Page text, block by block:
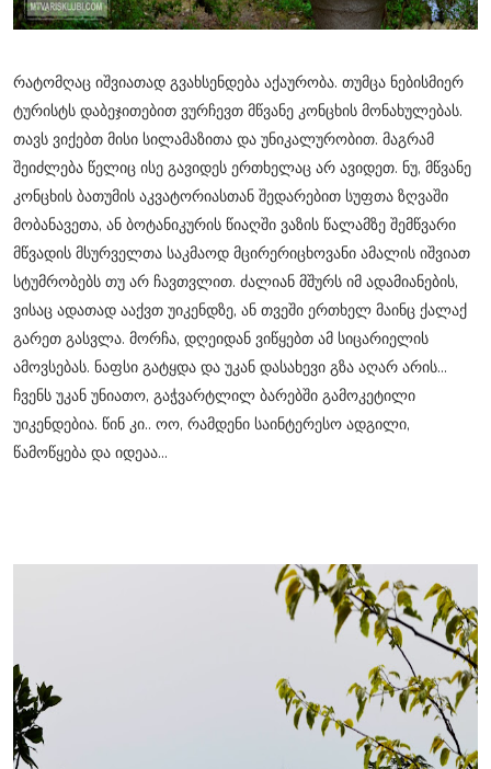
რატომღაც იშვიათად გვახსენდება აქაურობა. თუმცა ნებისმიერ
ტურისტს დაბეჯითებით ვურჩევთ მწვანე კონცხის მონახულებას.
თავს ვიქებთ მისი სილამაზითა და უნიკალურობით. მაგრამ
შეიძლება წელიც ისე გავიდეს ერთხელაც არ ავიდეთ. ნუ, მწვანე
კონცხის ბათუმის აკვატორიასთან შედარებით სუფთა ზღვაში
მობანავეთა, ან ბოტანიკურის წიაღში ვაზის წალამზე შემწვარი
მწვადის მსურველთა საკმაოდ მცირერიცხოვანი ამალის იშვიათ
სტუმრობებს თუ არ ჩავთვლით. ძალიან მშურს იმ ადამიანების,
ვისაც ადათად ააქვთ უიკენდზე, ან თვეში ერთხელ მაინც ქალაქ
გარეთ გასვლა. მორჩა, დღეიდან ვიწყებთ ამ სიცარიელის
ამოვსებას. ნაფსი გატყდა და უკან დასახევი გზა აღარ არის...
ჩვენს უკან უნიათო, გაჭვარტლილ ბარებში გამოკეტილი
უიკენდებია. წინ კი.. ოო, რამდენი საინტერესო ადგილი,
წამოწყება და იდეაა...